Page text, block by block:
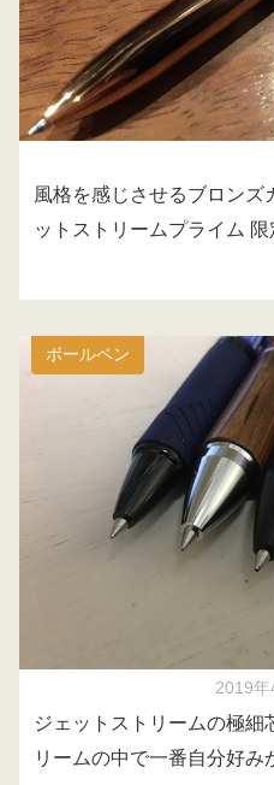
風格を感じさせるブロンズ
ットストリームプライム
ボールペン
2019年
ジェットストリームの極細
リームの中で一番自分好み